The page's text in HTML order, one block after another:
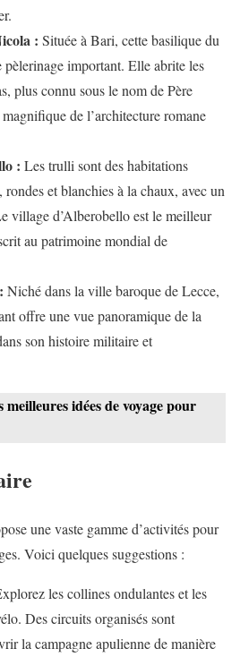
: Située à Bari, cette basilique du
important. Elle abrite les
plus connu sous le nom de Père
de l’architecture romane
: Les trulli sont des habitations
et blanchies à la chaux, avec un
village d’Alberobello est le meilleur
au patrimoine mondial de
Niché dans la ville baroque de Lecce,
offre une vue panoramique de la
son histoire militaire et
meilleures idées de voyage pour
une vaste gamme d’activités pour
Voici quelques suggestions :
les collines ondulantes et les
Des circuits organisés sont
la campagne apulienne de manière